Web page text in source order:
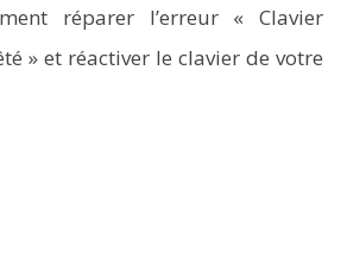
réparer l’erreur « Clavier
» et réactiver le clavier de votre